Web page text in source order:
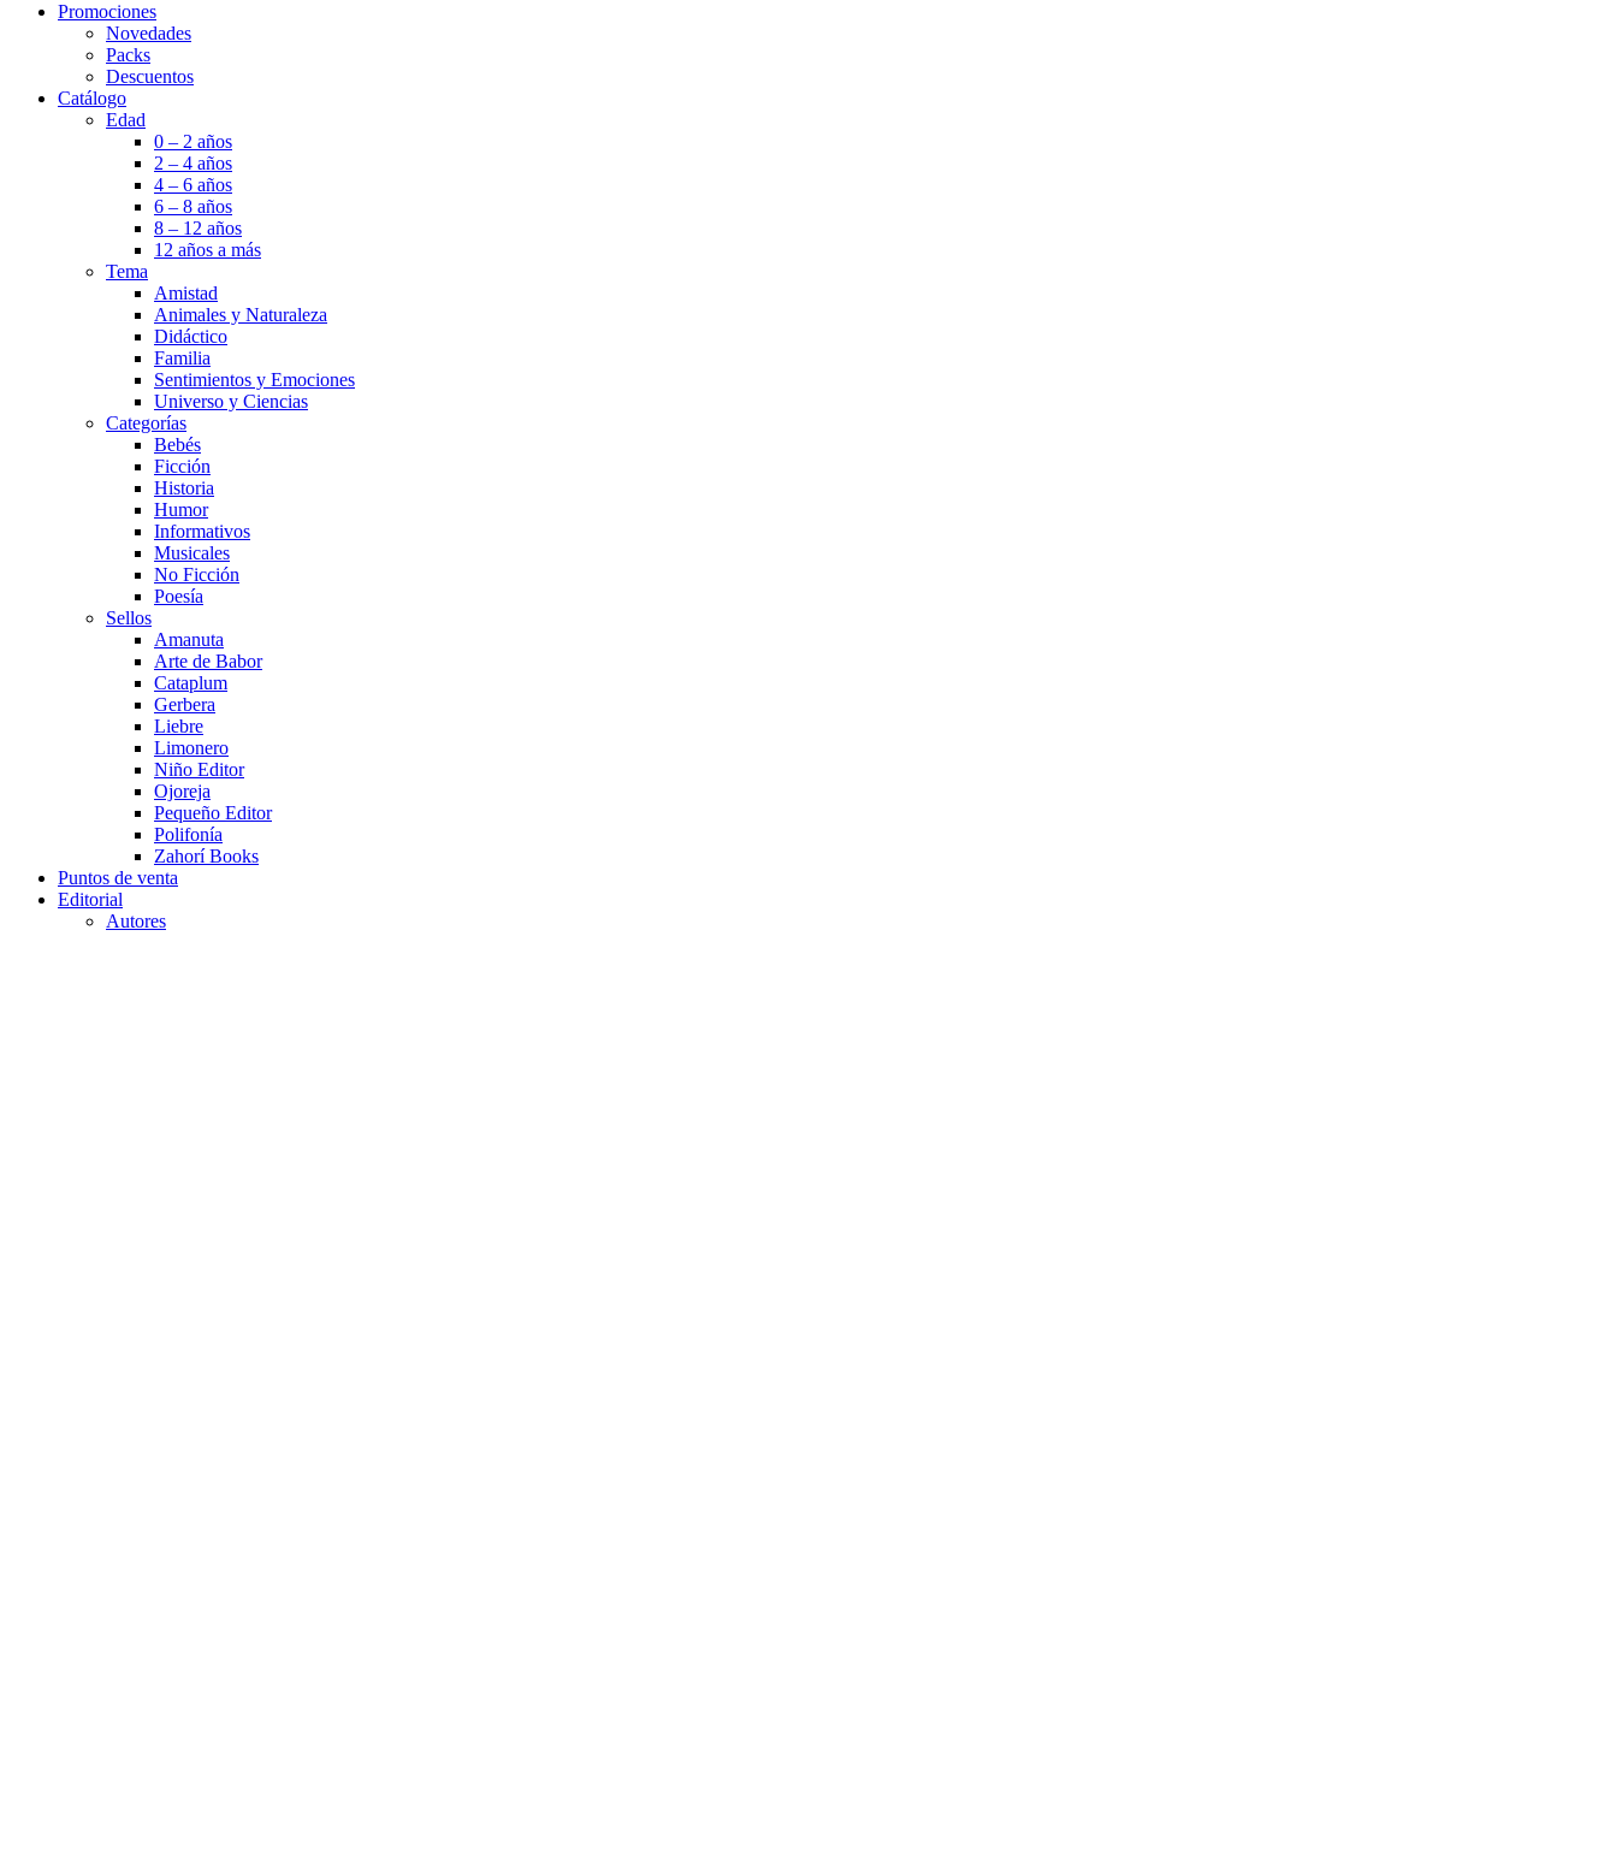
Promociones
Novedades
Packs
Descuentos
Catálogo
Edad
0 – 2 años
2 – 4 años
4 – 6 años
6 – 8 años
8 – 12 años
12 años a más
Tema
Amistad
Animales y Naturaleza
Didáctico
Familia
Sentimientos y Emociones
Universo y Ciencias
Categorías
Bebés
Ficción
Historia
Humor
Informativos
Musicales
No Ficción
Poesía
Sellos
Amanuta
Arte de Babor
Cataplum
Gerbera
Liebre
Limonero
Niño Editor
Ojoreja
Pequeño Editor
Polifonía
Zahorí Books
Puntos de venta
Editorial
Autores